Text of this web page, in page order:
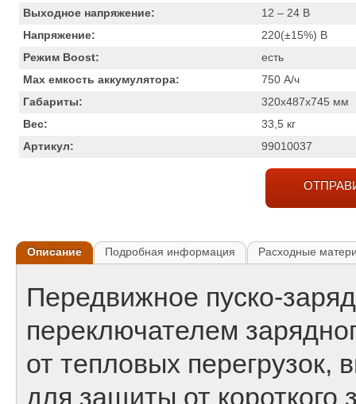
Выходное напряжение:
12 – 24 B
Напряжение:
220(±15%) B
Режим Boost:
есть
Max емкость аккумулятора:
750 А/ч
Габариты:
320x487x745 мм
Вес:
33,5 кг
Артикул:
99010037
Описание Подробная информация Расходные
Передвижное пуско-
переключателем
от тепловых перегрузок,
для защиты от